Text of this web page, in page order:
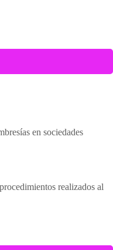
en sociedades
realizados al